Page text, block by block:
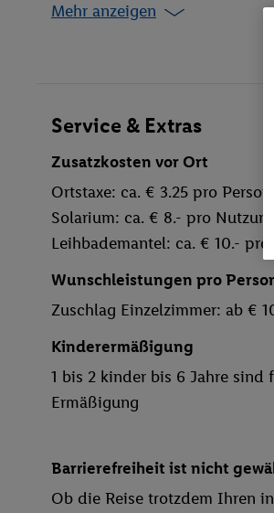
Mehr anzeigen
Service & Extras
Zusatzkosten vor Ort
Ortstaxe: ca. € 3.25 pro Person/
Solarium: ca. € 8.- pro Nutzung
Leihbademantel: ca. € 10.- pro
Wunschleistungen pro
Zuschlag Einzelzimmer: ab €
Kinderermäßigung
1 bis 2 kinder bis 6 Jahre sind
Ermäßigung
Barrierefreiheit ist nicht
Ob die Reise trotzdem Ihren